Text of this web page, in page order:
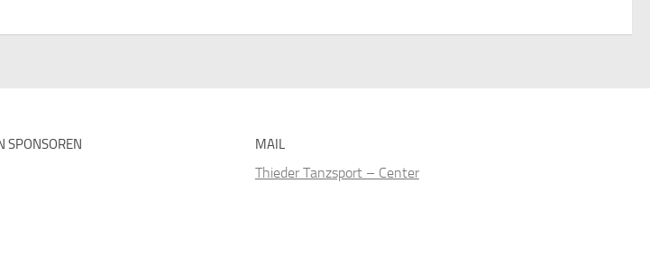
SPONSOREN MAIL
Thieder Tanzsport – Center